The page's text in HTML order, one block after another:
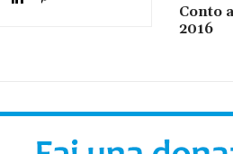
Conto
2016